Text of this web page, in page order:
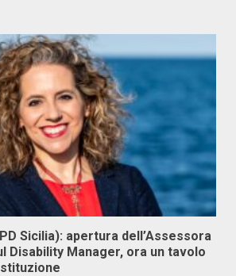
Sicilia): apertura dell’Assessora
Disability Manager, ora un tavolo